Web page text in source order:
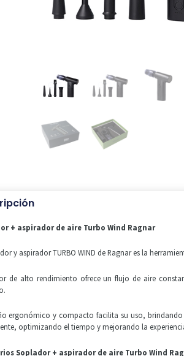
+ aspirador de aire Turbo Wind Ragnar
y aspirador TURBO WIND de Ragnar es la
de alto rendimiento ofrece un flujo de aire
ergonómico y compacto facilita su uso,
optimizando el tiempo y mejorando la
Soplador + aspirador de aire Turbo Wind